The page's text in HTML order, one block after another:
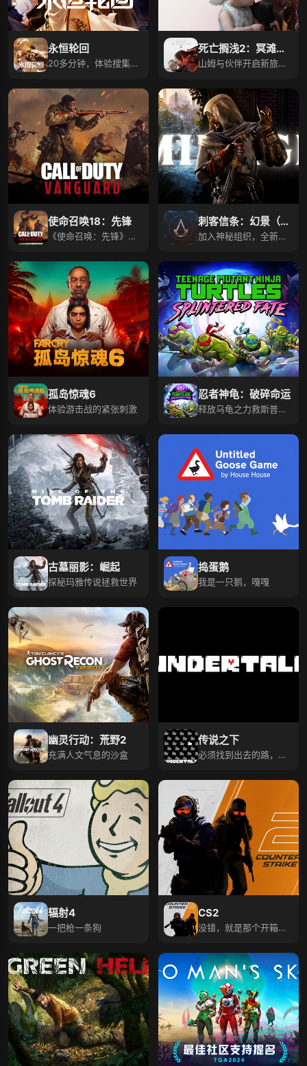
永恒轮回
20多分钟，体验搜集探
死亡搁浅2：冥滩之
上
山姆与伙伴开启新旅
类！
使命召唤18：先锋
《使命召唤：先锋》，
战！
刺客信条：幻景（最
新版）
加入神秘组织，全新信
孤岛惊魂6
体验游击战的紧张刺激
忍者神龟：破碎命运
释放乌龟之力救斯普林
标！
古墓丽影：崛起
探秘玛雅传说拯救世界
捣蛋鹅
我是一只鹅，嘎嘎
幽灵行动：荒野2
充满人文气息的沙盒
传说之下
必须找到出去的路，亦
辐射4
一把枪一条狗
CS2
没错，就是那个开箱的